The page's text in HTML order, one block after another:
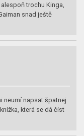
trochu Kinga,
snad ještě
neumí napsat špatnej
která se dá číst